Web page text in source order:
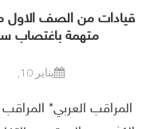
قيادات من الصف الاول من
متهمة باغتصاب
يناير 10, 2022
المراقب العربي*